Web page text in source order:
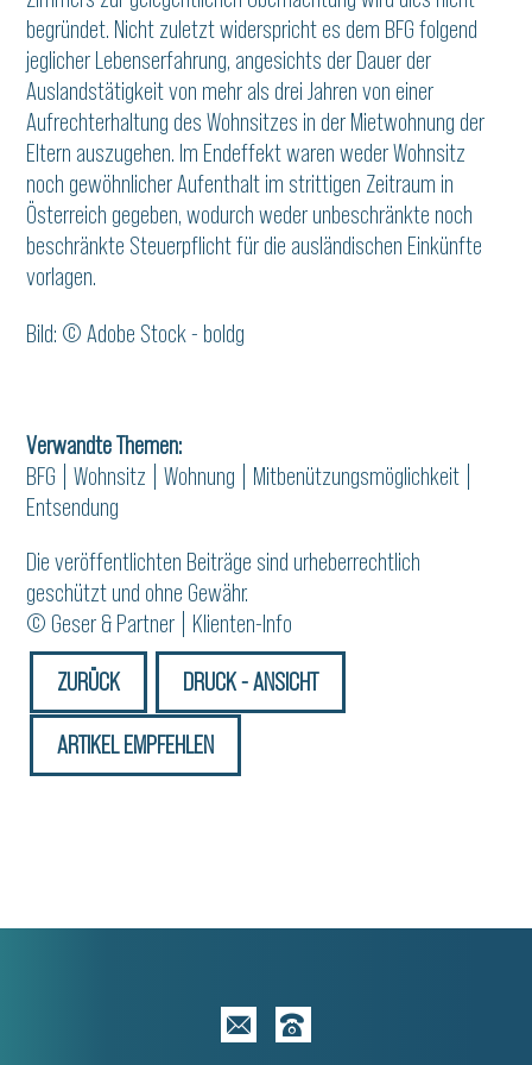
begründet. Nicht zuletzt widerspricht es dem BFG folgend
jeglicher Lebenserfahrung, angesichts der Dauer der
Auslandstätigkeit von mehr als drei Jahren von einer
Aufrechterhaltung des Wohnsitzes in der Mietwohnung der
Eltern auszugehen. Im Endeffekt waren weder Wohnsitz
noch gewöhnlicher Aufenthalt im strittigen Zeitraum in
Österreich gegeben, wodurch weder unbeschränkte noch
beschränkte Steuerpflicht für die ausländischen Einkünfte
vorlagen.
Bild: © Adobe Stock - boldg
Verwandte Themen:
BFG
|Wohnsitz |Wohnung Mitbenützungsmöglichkeit
Entsendung
Die veröffentlichten Beiträge sind urheberrechtlich
geschützt und ohne Gewähr.
© Geser & Partner | Klienten-Info
ZURÜCK
DRUCK - ANSICHT
ARTIKEL EMPFEHLEN